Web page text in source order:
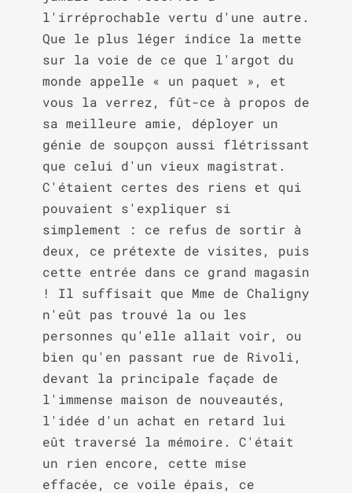
l'irréprochable vertu d'une autre.
Que le plus léger indice la mette
sur la voie de ce que l'argot du
monde appelle « un paquet », et
vous la verrez, fût-ce à propos de
sa meilleure amie, déployer un
génie de soupçon aussi flétrissant
que celui d'un vieux magistrat.
C'étaient certes des riens et qui
pouvaient s'expliquer si
simplement : ce refus de sortir à
deux, ce prétexte de visites, puis
cette entrée dans ce grand magasin
! Il suffisait que Mme de Chaligny
n'eût pas trouvé la ou les
personnes qu'elle allait voir, ou
bien qu'en passant rue de Rivoli,
devant la principale façade de
l'immense maison de nouveautés,
l'idée d'un achat en retard lui
eût traversé la mémoire. C'était
un rien encore, cette mise
effacée, ce voile épais, ce